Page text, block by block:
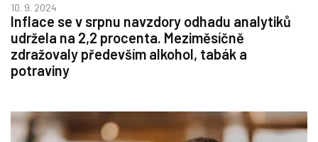
10. 9. 2024
Inflace se v srpnu navzdory odhadu analytiků
udržela na 2,2 procenta. Meziměsíčně
zdražovaly především alkohol, tabák a
potraviny